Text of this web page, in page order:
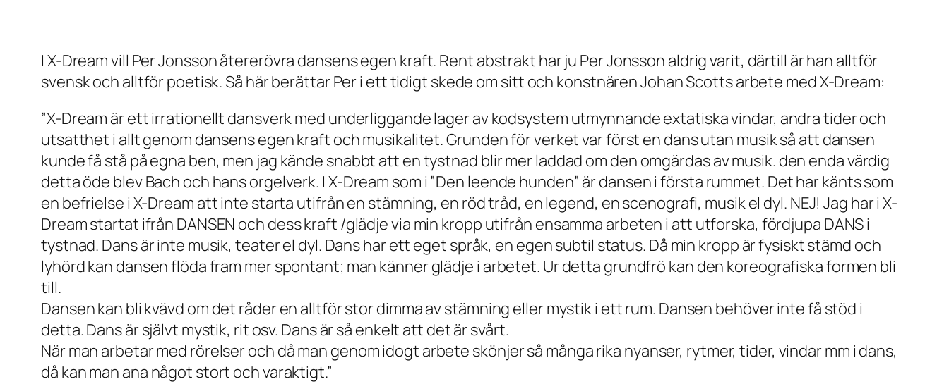
I X-Dreamvill Per Jonsson återerövra dansens egen kraft. Rent abstrakt har ju Per Jonsson aldrig varit, därtill är han alltför
svensk och alltför poetisk. Så här berättar Per i ett tidigt skede om sitt och konstnären Johan Scotts arbete medX-Dream:
”X-Dream är ett irrationellt dansverk med underliggande lager av kodsystem utmynnande extatiska vindar, andra tider och
utsatthet i allt genom dansens egen kraft och musikalitet. Grunden för verket var först en dans utan musik så att dansen
kunde få stå på egna ben, men jag kände snabbt att en tystnad blir mer laddad om den omgärdas av musik. den enda värdig
detta öde blev Bach och hans orgelverk. I X-Dream som i ”Den leende hunden” är dansen i första rummet. Det har känts som
en befrielse i X-Dream att inte starta utifrån en stämning, en röd tråd, en legend, en scenografi, musik el dyl. NEJ! Jag har iX-
Dreamstartat ifrån DANSEN och dess kraft /glädje via min kropp utifrån ensamma arbeten i att utforska, fördjupa DANS i
tystnad. Dans är inte musik, teater el dyl. Dans har ett eget språk, en egen subtil status. Då min kropp är fysiskt stämd och
lyhörd kan dansen flöda fram mer spontant; man känner glädje i arbetet. Ur detta grundfrö kan den koreografiska formen bli
till.
Dansen kan bli kvävd om det råder en alltför stor dimma av stämning eller mystik i ett rum. Dansen behöver inte få stöd i
detta. Dans är självt mystik, rit osv. Dans är så enkelt att det är svårt.
När man arbetar med rörelser och då man genom idogt arbete skönjer så många rika nyanser, rytmer, tider, vindar mm i dans,
då kan man ana något stort och varaktigt.”